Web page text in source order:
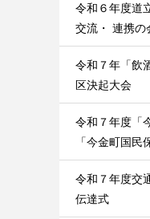
令和６年度道
交流・ 連携
令和７年「飲
区決起大会
令和７年度「
「今金町国
令和７年度交
伝達式